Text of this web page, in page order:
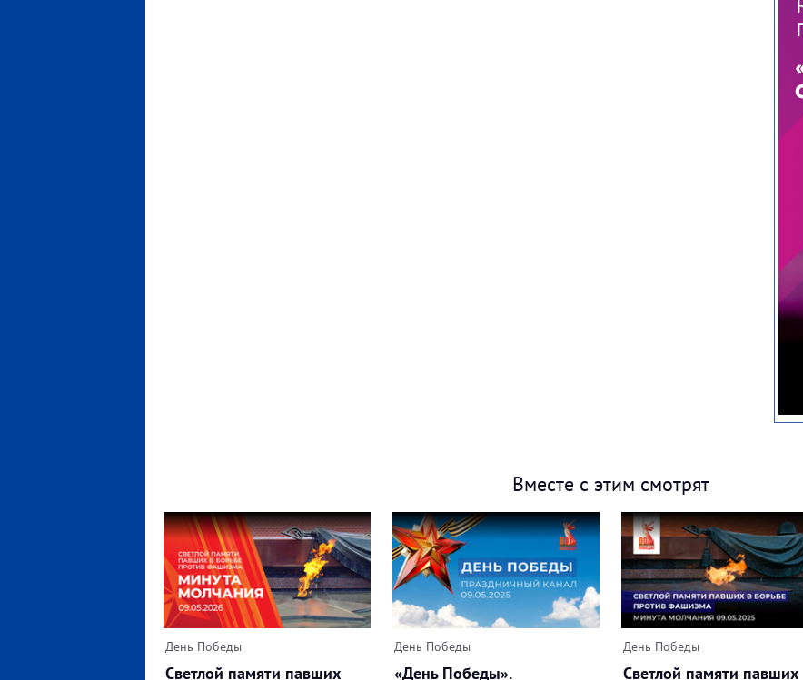
Вместе с этим смотрят
День Победы
Светлой памяти павших
День Победы
«День Победы».
День Победы
Светлой памяти павших